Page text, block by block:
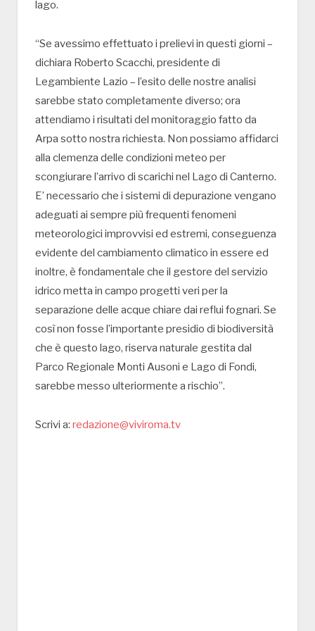
lago.
“Se avessimo effettuato i prelievi in questi giorni –
dichiara Roberto Scacchi, presidente di
Legambiente Lazio – l’esito delle nostre analisi
sarebbe stato completamente diverso; ora
attendiamo i risultati del monitoraggio fatto da
Arpa sotto nostra richiesta. Non possiamo affidarci
alla clemenza delle condizioni meteo per
scongiurare l’arrivo di scarichi nel Lago di Canterno.
E’ necessario che i sistemi di depurazione vengano
adeguati ai sempre più frequenti fenomeni
meteorologici improvvisi ed estremi, conseguenza
evidente del cambiamento climatico in essere ed
inoltre, è fondamentale che il gestore del servizio
idrico metta in campo progetti veri per la
separazione delle acque chiare dai reflui fognari. Se
così non fosse l’importante presidio di biodiversità
che è questo lago, riserva naturale gestita dal
Parco Regionale Monti Ausoni e Lago di Fondi,
sarebbe messo ulteriormente a rischio”.
Scrivi a: redazione@viviroma.tv